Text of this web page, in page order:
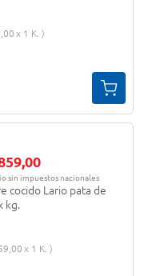
,00 1 K.
,00
sin impuestos nacionales
cocido Lario pata de
kg.
,00 1 K.